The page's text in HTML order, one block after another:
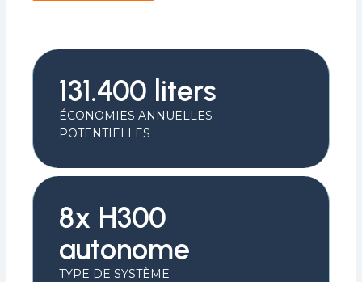
131.400 liters
ÉCONOMIES ANNUELLES
POTENTIELLES
8x H300
autonome
TYPE DE SYSTÈME